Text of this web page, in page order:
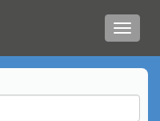
Menú
de